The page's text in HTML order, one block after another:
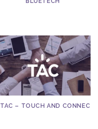
TAC – TOUCH AND CONNECT